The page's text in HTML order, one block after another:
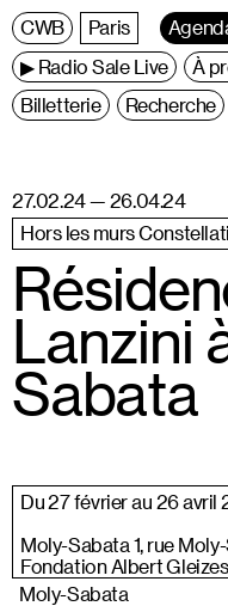
Centre
Wallonie
Bruxelles
Paris
▶ Radio Sale Live
À
Billetterie
Recherche
27.02.24 — 26.04.24
Hors les murs
Lanzini
Sabata
Du 27 février au 26 avril
Moly-Sabata 1, rue
Fondation Albert
Moly-Sabata